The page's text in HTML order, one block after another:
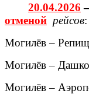
20.04.2026 –
отменой рейсов:
Могилёв –
Могилёв –
Могилёв –